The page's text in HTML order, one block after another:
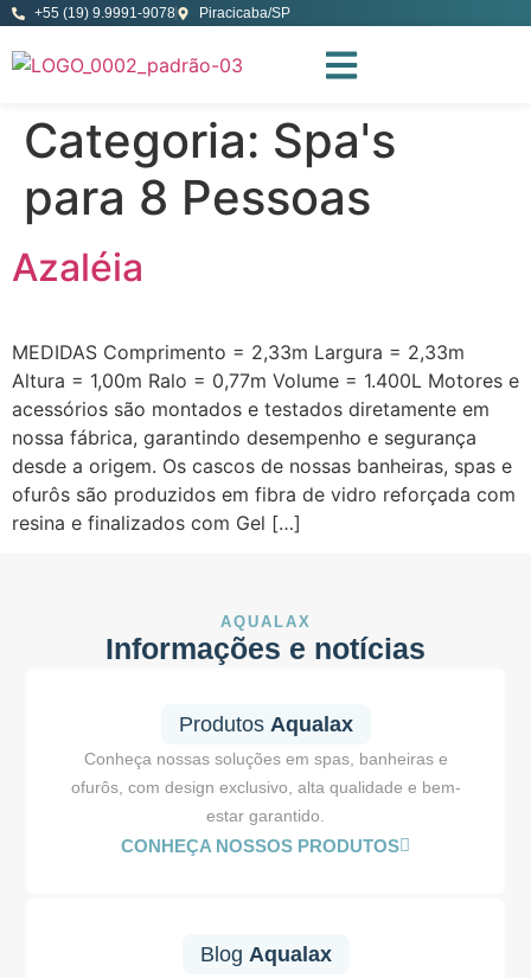
+55 (19) 9.9991-9078 Piracicaba/SP
Categoria: Spa's
para 8 Pessoas
Azaléia
MEDIDAS Comprimento = 2,33m Largura = 2,33m
Altura = 1,00m Ralo = 0,77m Volume = 1.400L Motores e
acessórios são montados e testados diretamente em
nossa fábrica, garantindo desempenho e segurança
desde a origem. Os cascos de nossas banheiras, spas e
ofurôs são produzidos em fibra de vidro reforçada com
resina e finalizados com Gel […]
AQUALAX
Informações e notícias
Produtos Aqualax
Conheça nossas soluções em spas, banheiras e
ofurôs, com design exclusivo, alta qualidade e bem-
estar garantido.
CONHEÇA NOSSOS PRODUTOS
Blog Aqualax